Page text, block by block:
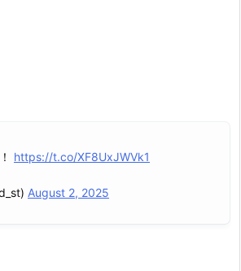
https://t.co/XF8UxJWVk1
August 2, 2025